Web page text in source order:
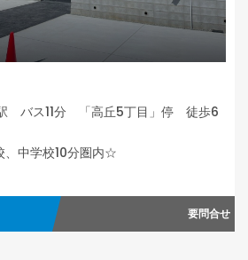
バス11分 「高丘5丁目」停 徒歩6
、中学校10分圏内☆
要問合せ